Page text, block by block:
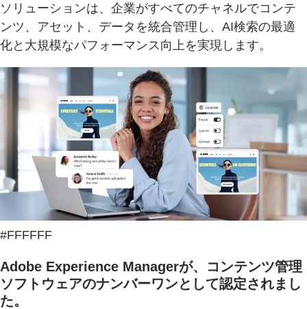
ソリューションは、企業がすべてのチャネルでコンテ
ンツ、アセット、データを統合管理し、AI検索の最適
化と大規模なパフォーマンス向上を実現します。
#FFFFFF
Adobe Experience Managerが、コンテンツ管理
ソフトウェアのナンバーワンとして認定されまし
た。